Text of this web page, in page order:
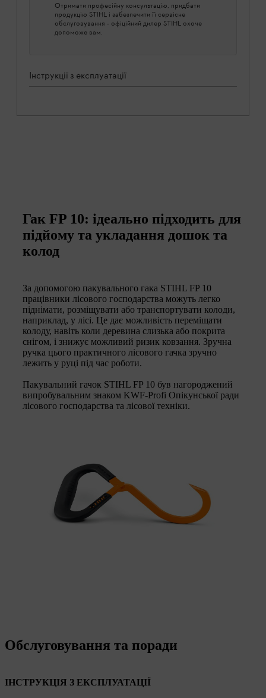
Отримати професійну консультацію, придбати
продукцію STIHL і забезпечити її сервісне
обслуговування - офіційний дилер STIHL охоче
допоможе вам.
Інструкції з експлуатації
Гак FP 10: ідеально підходить для
підйому та укладання дошок та
колод
За допомогою пакувального гака STIHL FP 10
працівники лісового господарства можуть легко
піднімати, розміщувати або транспортувати колоди,
наприклад, у лісі. Це дає можливість переміщати
колоду, навіть коли деревина слизька або покрита
снігом, і знижує можливий ризик ковзання. Зручна
ручка цього практичного лісового гачка зручно
лежить у руці під час роботи.
Пакувальний гачок STIHL FP 10 був нагороджений
випробувальним знаком KWF-Profi Опікунської ради
лісового господарства та лісової техніки.
Обслуговування та поради
ІНСТРУКЦІЯ З ЕКСПЛУАТАЦІЇ